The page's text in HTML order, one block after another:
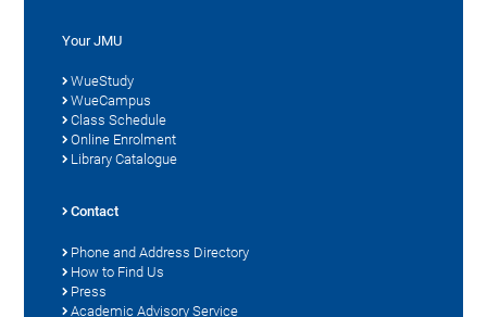
Your JMU
WueStudy
WueCampus
Class Schedule
Online Enrolment
Library Catalogue
Contact
Phone and Address Directory
How to Find Us
Press
Academic Advisory Service